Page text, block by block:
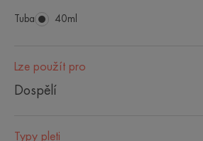
Tuba Tuba
40ml
Lze použít pro
Dospělí
Typy pleti